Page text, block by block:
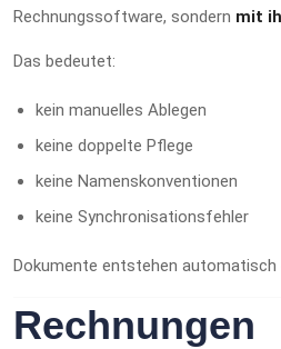
Rechnungssoftware, sondern mit
Das bedeutet:
kein manuelles Ablegen
keine doppelte Pflege
keine Namenskonventionen
keine Synchronisationsfehler
Dokumente entstehen
Rechnungen